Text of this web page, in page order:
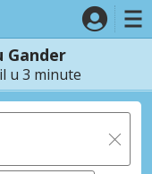
Gander
u 3 minute